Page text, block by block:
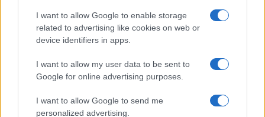
I want to allow Google to enable storage
related to advertising like cookies on web or
device identifiers in apps.
I want to allow my user data to be sent to
Google for online advertising purposes.
I want to allow Google to send me
personalized advertising.
Πιο σχολιασμένα
για τη Δημοκρατία: «Καρυστιανού,
Γρατσία και Γαλανός μετέτρεψαν το
κίνημα σε φοβικό αρχηγικό κόμμα»
Απίστευτο κι όμως αληθινό -
Aναστέλλονται τα τακτικά ραντεβού του